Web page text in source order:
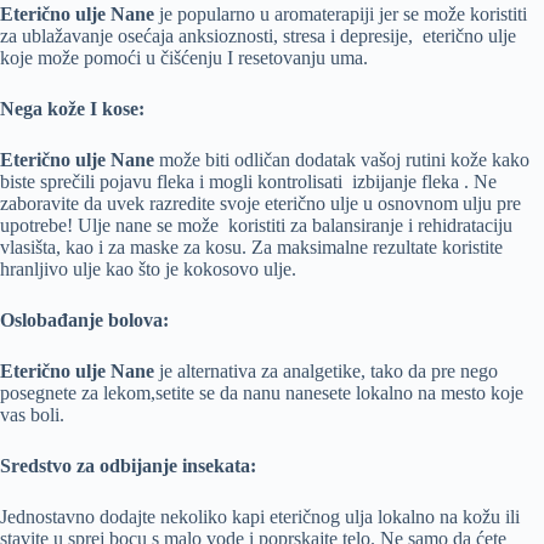
Eterično ulje Nane je popularno u aromaterapiji jer se može koristiti
za ublažavanje osećaja anksioznosti, stresa i depresije, eterično ulje
koje može pomoći u čišćenju I resetovanju uma.
Nega kože I kose:
Eterično ulje Nane može biti odličan dodatak vašoj rutini kože kako
biste sprečili pojavu fleka i mogli kontrolisati izbijanje fleka . Ne
zaboravite da uvek razredite svoje eterično ulje u osnovnom ulju pre
upotrebe! Ulje nane se može koristiti za balansiranje i rehidrataciju
vlasišta, kao i za maske za kosu. Za maksimalne rezultate koristite
hranljivo ulje kao što je kokosovo ulje.
Oslobađanje bolova:
Eterično ulje Nane je alternativa za analgetike, tako da pre nego
posegnete za lekom,setite se da nanu nanesete lokalno na mesto koje
vas boli.
Sredstvo za odbijanje insekata:
Jednostavno dodajte nekoliko kapi eteričnog ulja lokalno na kožu ili
stavite u sprej bocu s malo vode i poprskajte telo. Ne samo da ćete